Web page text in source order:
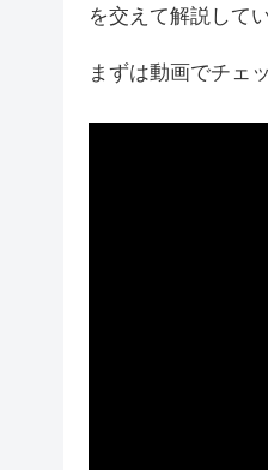
を交えて解説して
まずは動画でチェ